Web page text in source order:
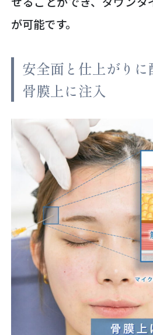
が可能です。
安全面と仕上がり
骨膜上に注入